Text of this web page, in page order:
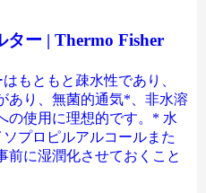
ー | Thermo Fisher
もともと疎水性であり、
あり、無菌的通気*、非水溶
の使用に理想的です。* 水
プロピルアルコールまた
前に湿潤化させておくこと